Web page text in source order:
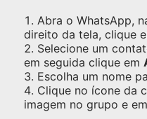
Abra o WhatsApp,
direito da tela, clique
Selecione um
em seguida clique em
Escolha um nome
Clique no ícone da
imagem no grupo e